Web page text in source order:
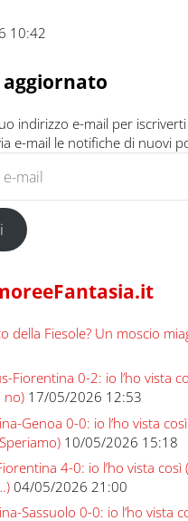
10:42
indirizzo e-mail per
e-mail le notifiche di nuovi
della Fiesole? Un moscio
Fiorentina 0-2: io l’ho vista
no) 17/05/2026 12:53
Genoa 0-0: io l’ho vista
10/05/2026 15:18
4-0: io l’ho vista così
04/05/2026 21:00
Sassuolo 0-0: io l’ho vista